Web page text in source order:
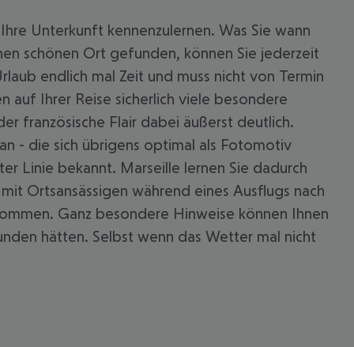
Unterkunft kennenzulernen. Was Sie wann
schönen Ort gefunden, können Sie jederzeit
endlich mal Zeit und muss nicht von Termin
auf Ihrer Reise sicherlich viele besondere
französische Flair dabei äußerst deutlich.
- die sich übrigens optimal als Fotomotiv
Linie bekannt. Marseille lernen Sie dadurch
Ortsansässigen während eines Ausflugs nach
Ganz besondere Hinweise können Ihnen
hätten. Selbst wenn das Wetter mal nicht